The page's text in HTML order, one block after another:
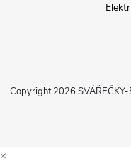
Copyright 2026
×